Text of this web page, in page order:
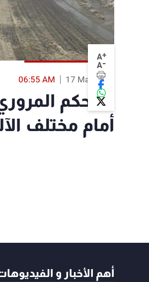
A+
A-
17 Mar 2019
06:55 AM
"التحكم
أمام مختلف
أهم الأخبار و